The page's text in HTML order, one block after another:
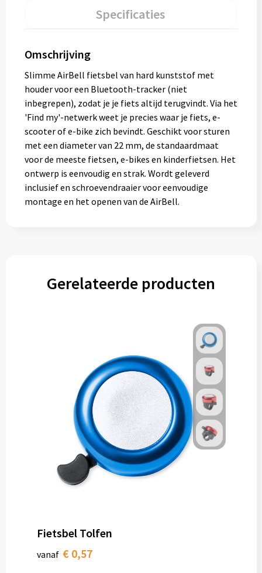
Specificaties
Omschrijving
Slimme AirBell fietsbel van hard kunststof met
houder voor een Bluetooth-tracker (niet
inbegrepen), zodat je je fiets altijd terugvindt. Via het
'Find my'-netwerk weet je precies waar je fiets, e-
scooter of e-bike zich bevindt. Geschikt voor sturen
met een diameter van 22 mm, de standaardmaat
voor de meeste fietsen, e-bikes en kinderfietsen. Het
ontwerp is eenvoudig en strak. Wordt geleverd
inclusief en schroevendraaier voor eenvoudige
montage en het openen van de AirBell.
Gerelateerde producten
Fietsbel Tolfen
vanaf € 0,57